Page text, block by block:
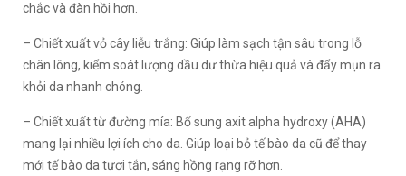
chắc và đàn hồi hơn.
– Chiết xuất vỏ cây liễu trắng: Giúp làm sạch tận sâu trong lỗ
chân lông, kiểm soát lượng dầu dư thừa hiệu quả và đẩy mụn ra
khỏi da nhanh chóng.
– Chiết xuất từ đường mía: Bổ sung axit alpha hydroxy (AHA)
mang lại nhiều lợi ích cho da. Giúp loại bỏ tế bào da cũ để thay
mới tế bào da tươi tắn, sáng hồng rạng rỡ hơn.